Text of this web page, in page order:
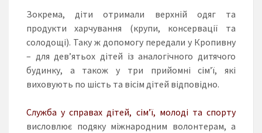
Зокрема, діти отримали верхній одяг та
продукти харчування (крупи, консервації та
солодощі). Таку ж допомогу передали у Кропивну
– для дев’ятьох дітей із аналогічного дитячого
будинку, а також у три прийомні сім’ї, які
виховують по шість та вісім дітей відповідно.
Служба у справах дітей, сім’ї, молоді та спорту
висловлює подяку міжнародним волонтерам, а